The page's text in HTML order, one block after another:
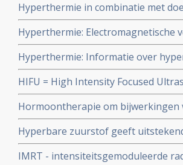
Hyperthermie in combinatie met
behandelingen is veel belovende
artsen van ELMEDIX van de
Hyperthermie: Electromagnetische
behandelingen zorgen voor
hersentumoren en longtumoren,
Hyperthermie: Informatie over
aantal studies bij o.a. borstkanker,
bestraling enz..
HIFU = High Intensity Focused
Intensed Focused Ultrasound
van alleen chemo of aleen
Hormoontherapie om
structuur van hersenen en
Hyperbare zuurstof geeft
door bestralingen en geeft ook
kwaliteit van leven
IMRT - intensiteitsgemoduleerde